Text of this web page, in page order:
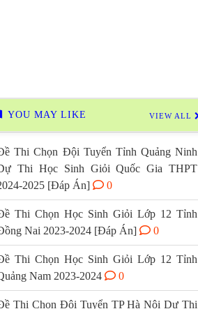
YOU MAY LIKE VIEW ALL
Thi Chọn Đội Tuyển Tỉnh Quảng Ninh
Thi Học Sinh Giỏi Quốc Gia THPT
2025 [Đáp Án]
0
Thi Chọn Học Sinh Giỏi Lớp 12 Tỉnh
Nai 2023-2024 [Đáp Án]
0
Thi Chọn Học Sinh Giỏi Lớp 12 Tỉnh
Nam 2023-2024
0
Thi Chọn Đội Tuyển TP Hà Nội Dự Thi